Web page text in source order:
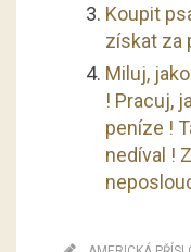
Koupit
získat za
Miluj,
! Pracuj,
peníze !
nedíval !